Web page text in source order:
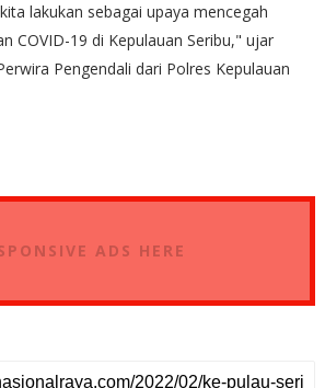
lakukan sebagai upaya mencegah
COVID-19 di Kepulauan Seribu," ujar
Pengendali dari Polres Kepulauan
ADS HERE